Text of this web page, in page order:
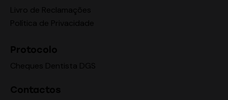
Livro de Reclamações
Política de Privacidade
Protocolo
Cheques Dentista DGS
Contactos